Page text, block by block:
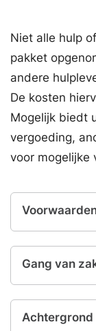
Niet alle hulp
pakket
andere
De kosten
Mogelijk biedt
vergoeding,
voor mogelijke
Gang van
Achtergrond